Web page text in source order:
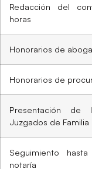
Redacción del
horas
Honorarios de
Honorarios de
Presentación
Juzgados de
Seguimiento
notaría